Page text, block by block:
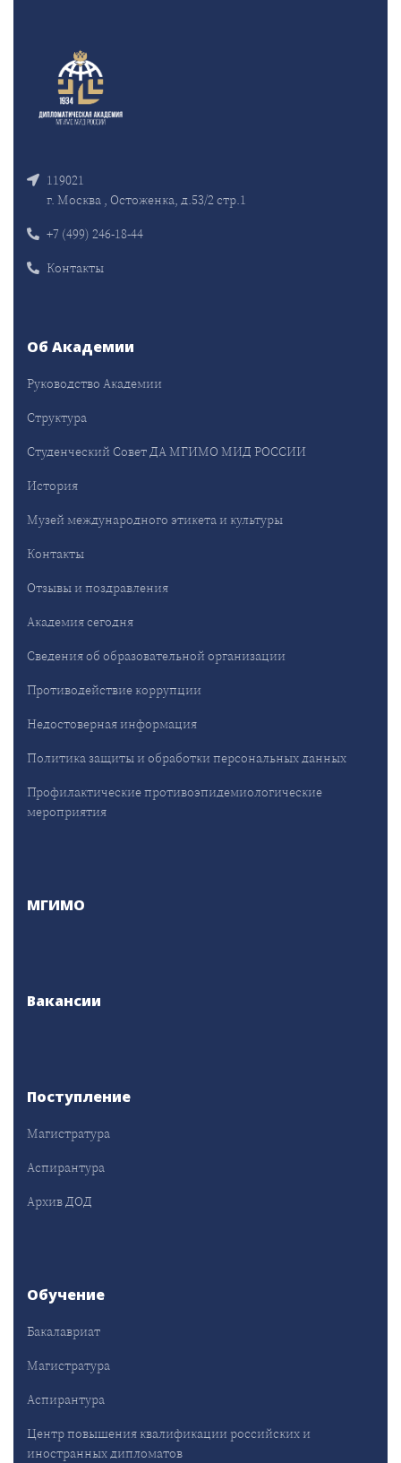
119021
г. Москва , Остоженка, д.53/2 стр.1
+7 (499) 246-18-44
Контакты
Об Академии
Руководство Академии
Структура
Студенческий Совет ДА МГИМО МИД РОССИИ
История
Музей международного этикета и культуры
Контакты
Отзывы и поздравления
Академия сегодня
Сведения об образовательной организации
Противодействие коррупции
Недостоверная информация
Политика защиты и обработки персональных данных
Профилактические противоэпидемиологические
мероприятия
МГИМО
Вакансии
Поступление
Магистратура
Аспирантура
Архив ДОД
Обучение
Бакалавриат
Магистратура
Аспирантура
Центр повышения квалификации российских и
иностранных дипломатов